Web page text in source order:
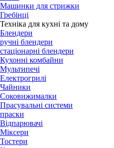
Машинки для стрижки
Гребінці
Техніка для кухні та дому
Блендери
ручні блендери
стаціонарні блендери
Кухонні комбайни
Мультипечі
Електрогрилі
Чайники
Соковижималки
Прасувальні системи
праски
Відпарювачі
Міксери
Тостери